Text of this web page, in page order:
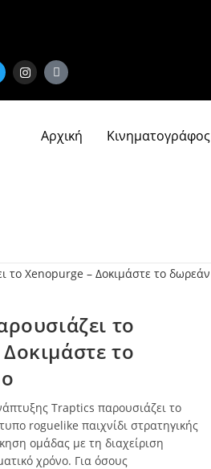
Αρχική Κινηματογράφος
το
το
Traptics παρουσιάζει το
roguelike παιχνίδι στρατηγικής
ομάδας με τη διαχείριση
χρόνο. Για όσους